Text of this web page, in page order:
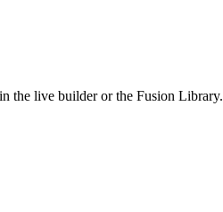
the live builder or the Fusion Library.